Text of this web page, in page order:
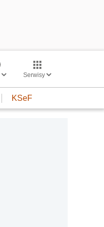
Serwisy
KSeF